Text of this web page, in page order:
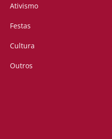
Ativismo
Festas
Cultura
Outros